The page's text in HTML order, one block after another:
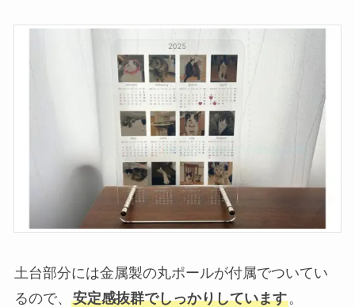
土台部分には金属製の丸ポールが付属でついてい
るので、 安定感抜群でしっかりしています。